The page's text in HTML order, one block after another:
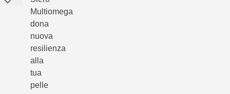
Multiomega
dona
nuova
resilienza
alla
tua
pelle